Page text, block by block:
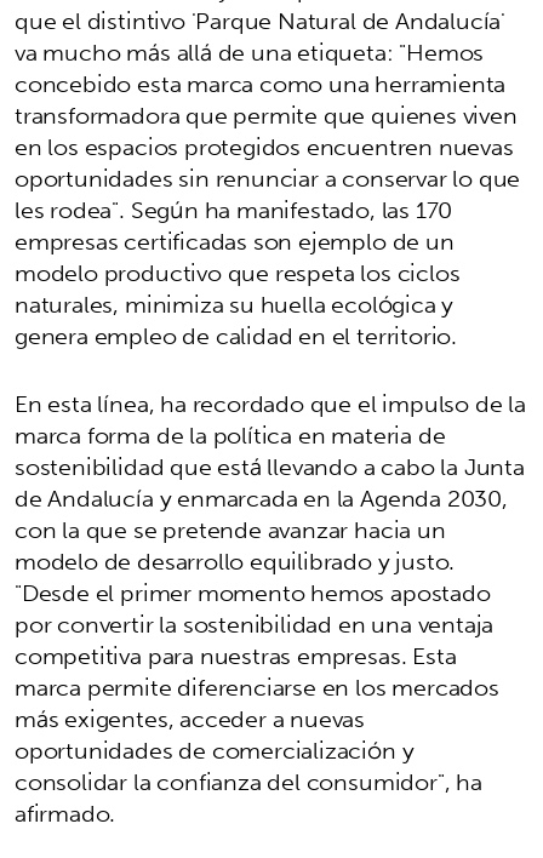
que el distintivo 'Parque Natural de Andalucía'
va mucho más allá de una etiqueta: "Hemos
concebido esta marca como una herramienta
transformadora que permite que quienes viven
en los espacios protegidos encuentren nuevas
oportunidades sin renunciar a conservar lo que
les rodea". Según ha manifestado, las 170
empresas certificadas son ejemplo de un
modelo productivo que respeta los ciclos
naturales, minimiza su huella ecológica y
genera empleo de calidad en el territorio.
En esta línea, ha recordado que el impulso de la
marca forma de la política en materia de
sostenibilidad que está llevando a cabo la Junta
de Andalucía y enmarcada en la Agenda 2030,
con la que se pretende avanzar hacia un
modelo de desarrollo equilibrado y justo.
"Desde el primer momento hemos apostado
por convertir la sostenibilidad en una ventaja
competitiva para nuestras empresas. Esta
marca permite diferenciarse en los mercados
más exigentes, acceder a nuevas
oportunidades de comercialización y
consolidar la confianza del consumidor", ha
afirmado.